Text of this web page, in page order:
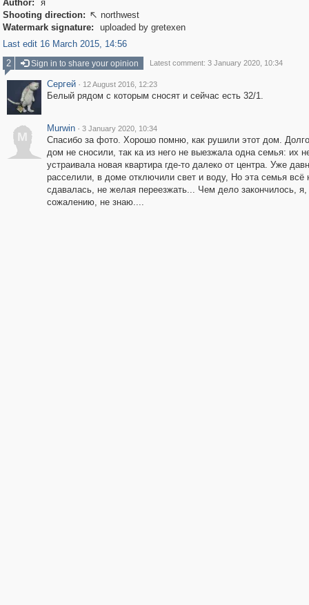
Author:
я
Shooting direction:  northwest
Watermark signature:
uploaded by gretexen
Last edit 16 March 2015, 14:56
2
Sign in to share your opinion Latest comment: 3 January 2020, 10:34
Сергей · 12 August 2016, 12:23
Белый рядом с которым сносят и сейчас есть 32/1.
M
Murwin · 3 January 2020, 10:34
Спасибо за фото. Хорошо помню, как рушили этот дом.
дом не сносили, так ка из него не выезжала одна семья: их
устраивала новая квартира где-то далеко от центра. Уже
расселили, в доме отключили свет и воду, Но эта семья всё
сдавалась, не желая переезжать... Чем дело закончилось, я,
сожалению, не знаю....